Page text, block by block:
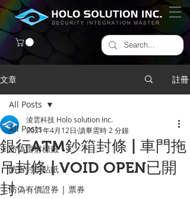
文章 註冊
All Posts
防偽雷射標籤
​防拆封口貼紙
防偽有價證券 | 票券
All Posts
銀行ATM鈔箱封條 | 車門拖
吊封條 | VOID OPEN已開
封
淩雲科技 Holo solution Inc.
2021年4月12日 讀畢需時 2 分鐘